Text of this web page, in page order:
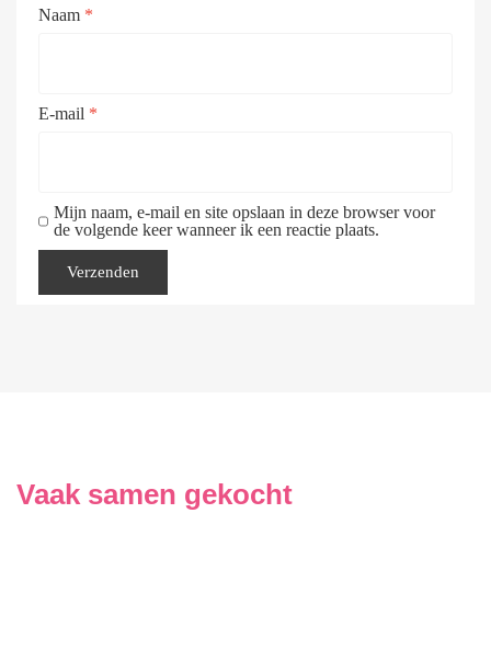
Naam *
E-mail *
Mijn naam, e-mail en site opslaan in deze browser voor
de volgende keer wanneer ik een reactie plaats.
Vaak samen gekocht